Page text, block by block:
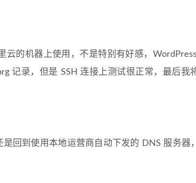
的机器上使用，不是特别有好感，
记录，但是 SSH 连接上测试很正常，最后我
到使用本地运营商自动下发的 DNS 服务器